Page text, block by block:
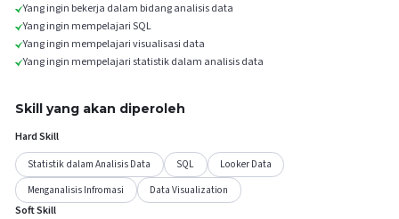
Yang ingin bekerja dalam bidang analisis data
Yang ingin mempelajari SQL
Yang ingin mempelajari visualisasi data
Yang ingin mempelajari statistik dalam analisis data
Skill yang akan diperoleh
Hard Skill
Statistik dalam Analisis Data
SQL
Looker Data
Menganalisis Infromasi
Data Visualization
Soft Skill